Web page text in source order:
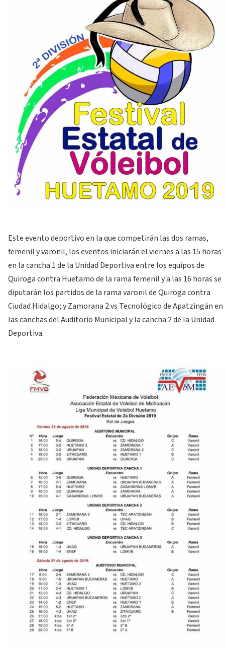
Este evento deportivo en la que competirán las dos ramas,
femenil y varonil, los eventos iniciarán el viernes a las 15 horas
en la cancha 1 de la Unidad Deportiva entre los equipos de
Quiroga contra Huetamo de la rama femenil y a las 16 horas se
diputarán los partidos de la rama varonil de Quiroga contra
Ciudad Hidalgo; y Zamorana 2 vs Tecnológico de Apatzingán en
las canchas del Auditorio Municipal y la cancha 2 de la Unidad
Deportiva.